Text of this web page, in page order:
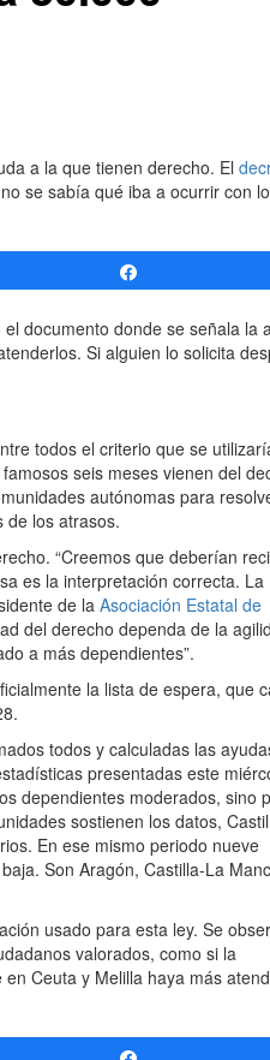
a la que tienen derecho. El
se sabía qué iba a ocurrir con
documento donde se señala la
Si alguien lo solicita
todos el criterio que se
seis meses vienen del
autónomas para
de los atrasos.
“Creemos que deberían
es la interpretación correcta. La
de la Asociación Estatal de
del derecho dependa de la
a más dependientes”.
la lista de espera, que
todos y calculadas las
presentadas este
dependientes moderados, sino
sostienen los datos,
En ese mismo periodo nueve
Son Aragón, Castilla-La
usado para esta ley. Se
valorados, como si la
Ceuta y Melilla haya más